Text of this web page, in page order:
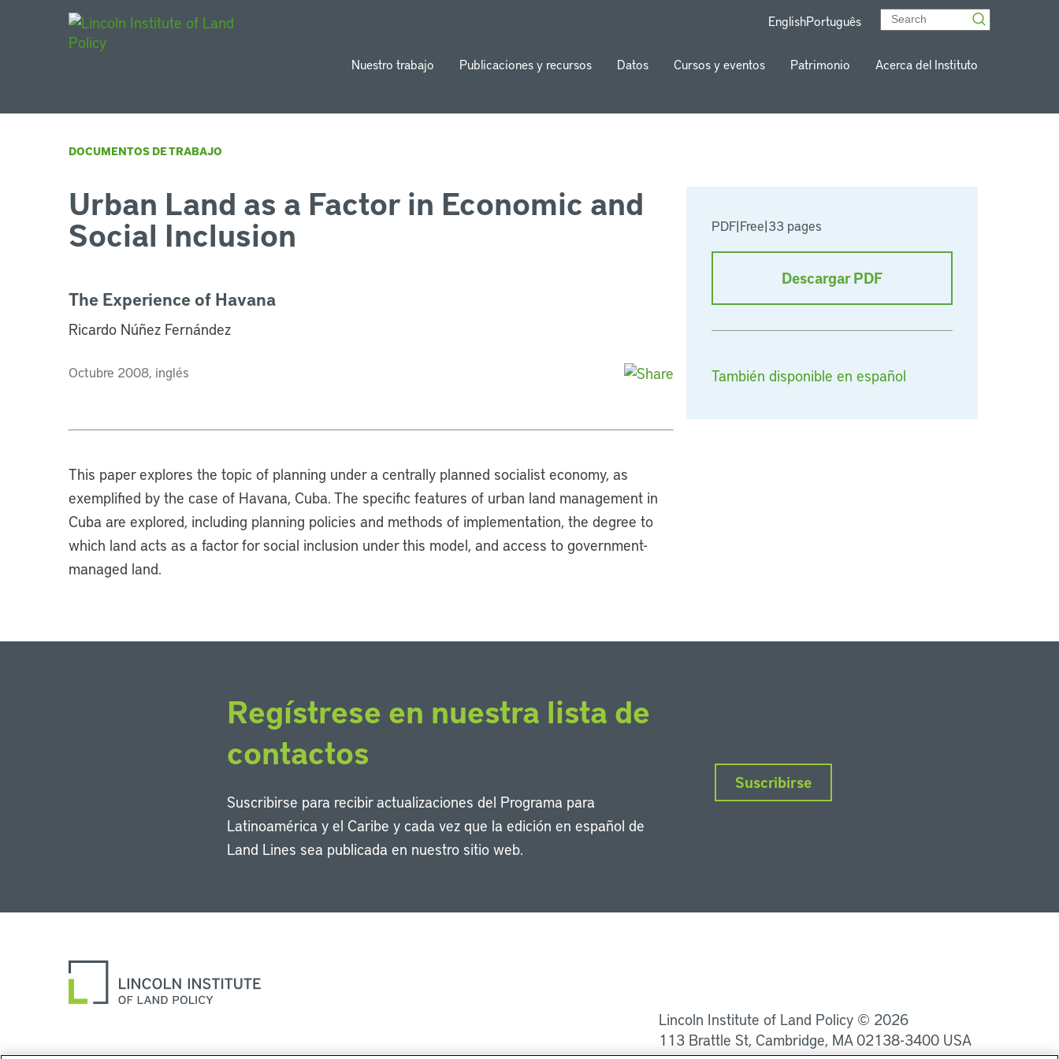
EnglishPortuguês
Nuestro trabajo Publicaciones y recursos Datos Cursos y eventos Patrimonio Acerca del Instituto
DOCUMENTOS DE TRABAJO
PDF|Free|33 pages
Descargar PDF
También disponible en español
Urban Land as a Factor in Economic and
Social Inclusion
The Experience of Havana
Ricardo Núñez Fernández
Octubre 2008, inglés
This paper explores the topic of planning under a centrally planned socialist economy, as
exemplified by the case of Havana, Cuba. The specific features of urban land management in
Cuba are explored, including planning policies and methods of implementation, the degree to
which land acts as a factor for social inclusion under this model, and access to government-
managed land.
Regístrese en nuestra lista de
contactos
Suscribirse para recibir actualizaciones del Programa para
Latinoamérica y el Caribe y cada vez que la edición en español de
Land Lines sea publicada en nuestro sitio web.
Suscribirse
Lincoln Institute of Land Policy © 2026
113 Brattle St, Cambridge, MA 02138-3400 USA